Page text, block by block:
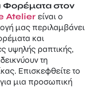
Φορέματα στον
Atelierείναι ο
μας περιλαμβάνει
και
υψηλής ραπτικής,
τη
Επισκεφθείτε το
για μια προσωπική